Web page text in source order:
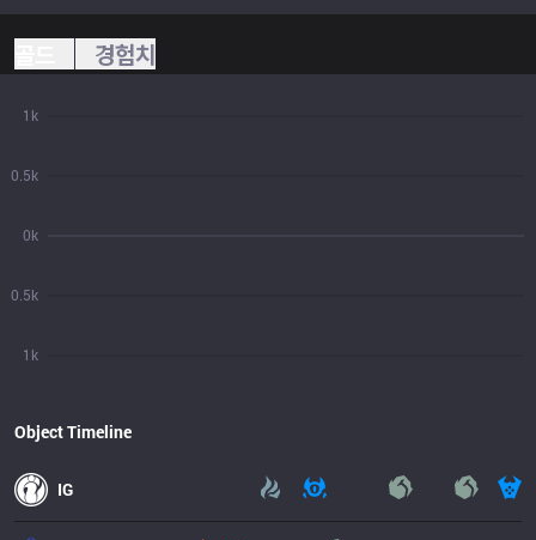
경험치
1k
0.5k
0k
0.5k
1k
Object Timeline
IG